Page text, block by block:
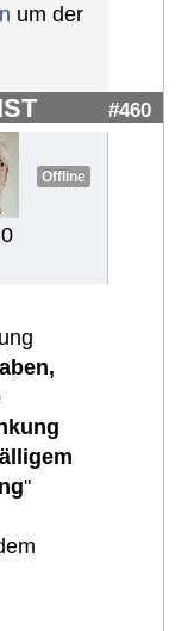
um der
#460
Offline
"